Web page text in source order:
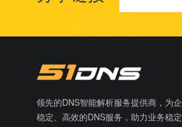
领先的DNS智能解析服务提供商，为企
稳定、高效的DNS服务，助力业务稳定